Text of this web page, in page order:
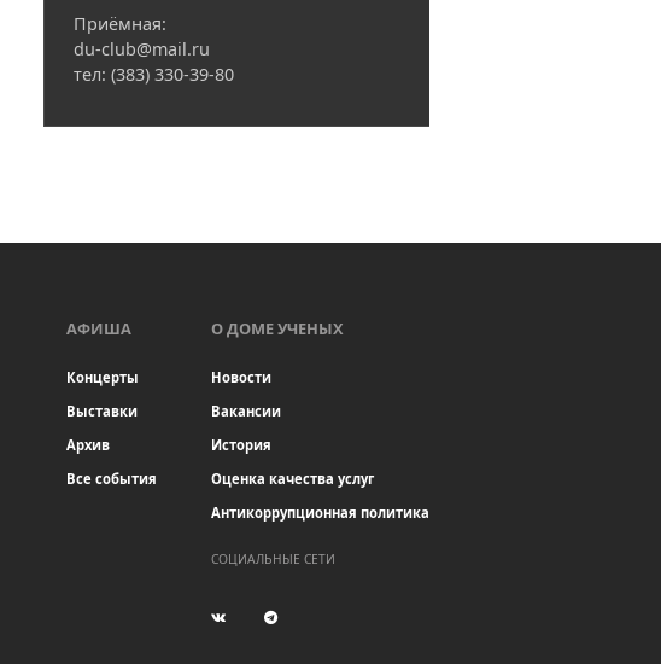
Приёмная:
du-club@mail.ru
тел: (383) 330-39-80
АФИША
Концерты
Выставки
Архив
Все события
О ДОМЕ УЧЕНЫХ
Новости
Вакансии
История
Оценка качества услуг
Антикоррупционная политика
СОЦИАЛЬНЫЕ СЕТИ
(current)(current)